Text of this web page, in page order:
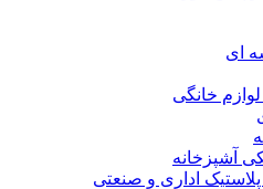
ای
خانگی
آشپزخانه
اداری و صنعتی